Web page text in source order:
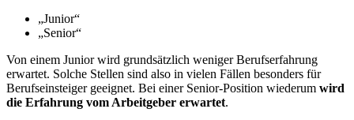
„Junior“
„Senior“
Von einem Junior wird grundsätzlich weniger Berufserfahrung
erwartet. Solche Stellen sind also in vielen Fällen besonders für
Berufseinsteiger geeignet. Bei einer Senior-Position wiederum wird
die Erfahrung vom Arbeitgeber erwartet.